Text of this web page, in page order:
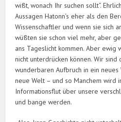
wißt, wonach Ihr suchen sollt“.
Aussagen Hatonn’s eher als den
Wissenschaftler und wenn sie sich
wüßten sie schon viel mehr, aber
ans Tageslicht kommen. Aber ewig
nicht unterdrücken können. Wir
wunderbaren Aufbruch in ein
neue Welt – und so Manchem wird
Informationsflut über unsere
und bange werden.